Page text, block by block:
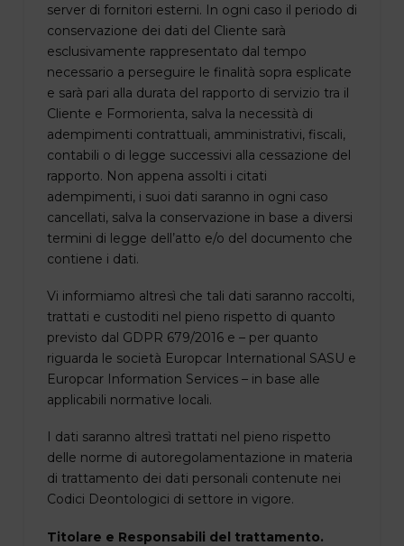
server di fornitori esterni. In ogni caso il periodo di
conservazione dei dati del Cliente sarà
esclusivamente rappresentato dal tempo
necessario a perseguire le finalità sopra esplicate
e sarà pari alla durata del rapporto di servizio tra il
Cliente e Formorienta, salva la necessità di
adempimenti contrattuali, amministrativi, fiscali,
contabili o di legge successivi alla cessazione del
rapporto. Non appena assolti i citati
adempimenti, i suoi dati saranno in ogni caso
cancellati, salva la conservazione in base a diversi
termini di legge dell’atto e/o del documento che
contiene i dati.
Vi informiamo altresì che tali dati saranno raccolti,
trattati e custoditi nel pieno rispetto di quanto
previsto dal GDPR 679/2016 e – per quanto
riguarda le società Europcar International SASU e
Europcar Information Services – in base alle
applicabili normative locali.
I dati saranno altresì trattati nel pieno rispetto
delle norme di autoregolamentazione in materia
di trattamento dei dati personali contenute nei
Codici Deontologici di settore in vigore.
Titolare e Responsabili del trattamento.